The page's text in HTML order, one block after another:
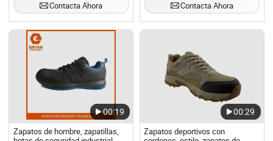
Contacta Ahora
Contacta Ahora
00:19
Zapatos de hombre, zapatillas,
00:29
Zapatos deportivos con